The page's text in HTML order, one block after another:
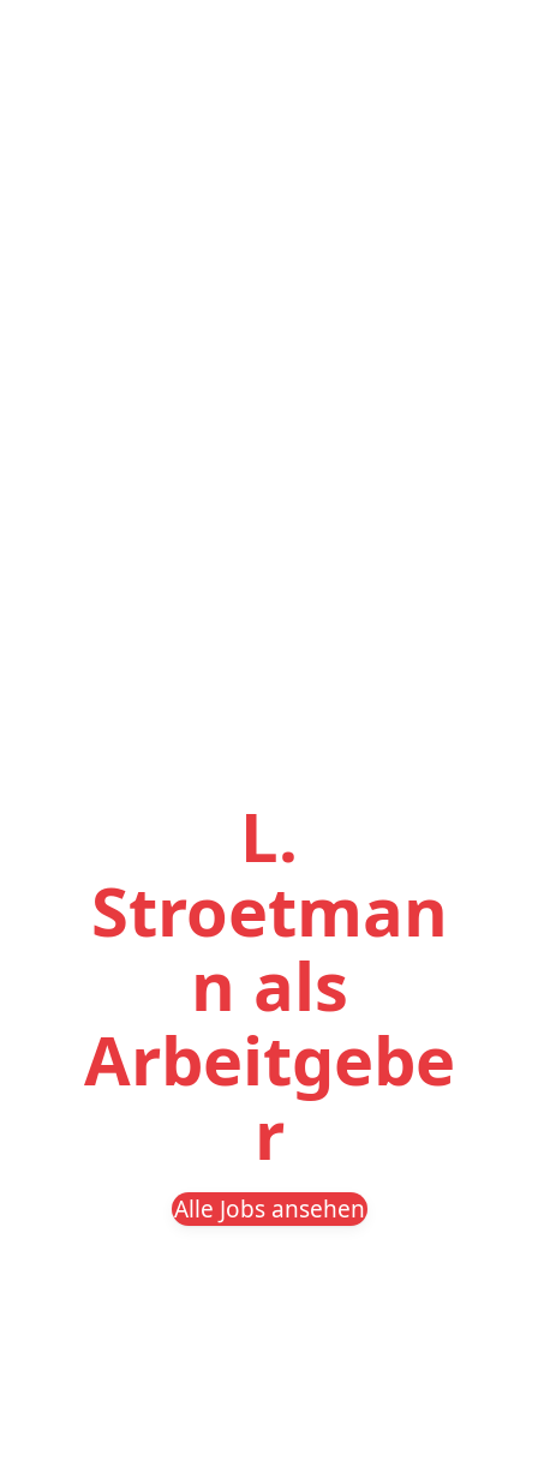
L.
Stroetman
n als
Arbeitgebe
r
Alle Jobs ansehen